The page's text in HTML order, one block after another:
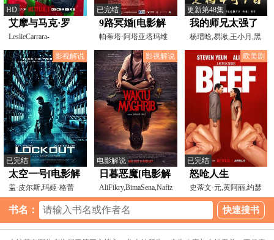
HD
艾摩与马克·罗
伯：快乐礼物节
LeslieCarrara-
Rudolph,RyanDillon,BobPflu
已完结
9路冥婚[电影解
说]
帕蒂塔·阿塔亚塔玛维
塔雅,杰狄.塞缇坦斯缇
更新第48集
我的师兄太强了
杨瑨晗,易湫,王小月,黑
兔子,李翰林,周一晴,
影视解说
已完结
太空一号[电影解
说]
盖·皮尔斯,玛姬·格蕾
斯,彼得·斯特曼,约
影视解说
电影解说
日暮恶魔[电影解
说]
AliFikry,BimaSena,NafizaFatiaRani
欧美剧
已完结
怒呛人生
史蒂文·元,黄阿丽,约瑟
夫·李,崔大卫,佩蒂
书名：